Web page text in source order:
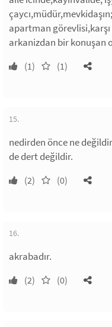
apartman
arkanizdan bir konuşan
(1) (1)
15.
nedirden önce ne
de dert değildir.
(2) (0)
16.
akrabadır.
(2) (0)